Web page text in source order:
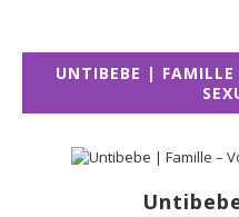
UNTIBEBE | FAMILLE